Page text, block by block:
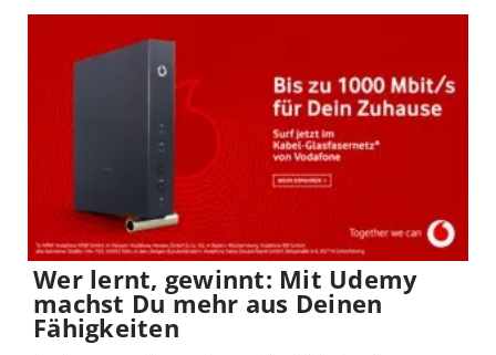
Wer lernt, gewinnt: Mit Udemy
machst Du mehr aus Deinen
Fähigkeiten